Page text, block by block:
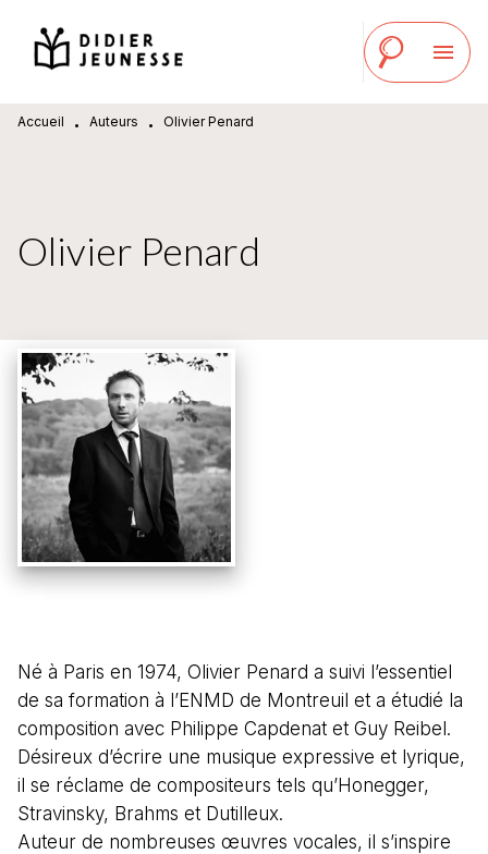
MENU RECHERCHE
PIED DE PAGE
menu
Accueil • Auteurs • Olivier Penard
Olivier Penard
Né à Paris en 1974, Olivier Penard a suivi l’essentiel
de sa formation à l’ENMD de Montreuil et a étudié la
composition avec Philippe Capdenat et Guy Reibel.
Désireux d’écrire une musique expressive et lyrique,
il se réclame de compositeurs tels qu’Honegger,
Stravinsky, Brahms et Dutilleux.
Auteur de nombreuses œuvres vocales, il s’inspire